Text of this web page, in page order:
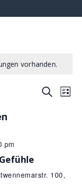
vorhanden.
SucheListe
pm
100,